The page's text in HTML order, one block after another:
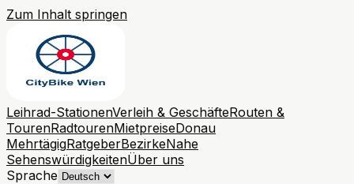
Zum Inhalt springen
Leihrad-StationenVerleih & GeschäfteRouten &
TourenRadtourenMietpreiseDonau
MehrtägigRatgeberBezirkeNahe
SehenswürdigkeitenÜber uns
Sprache